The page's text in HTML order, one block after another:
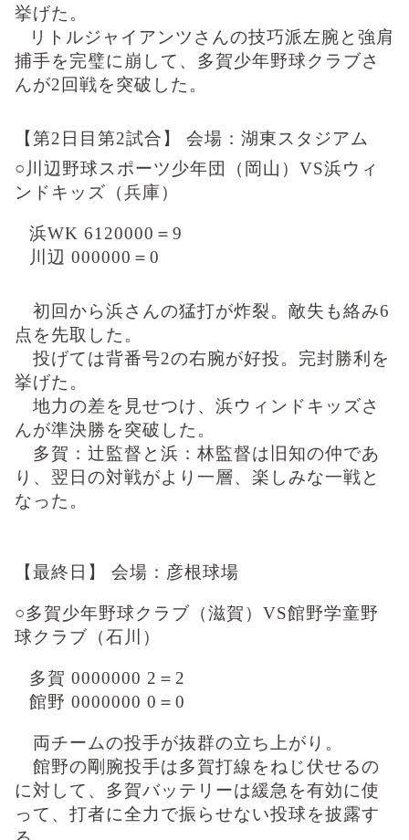
挙げた。
リトルジャイアンツさんの技巧派左腕と強肩
捕手を完璧に崩して、多賀少年野球クラブさ
んが2回戦を突破した。
【第2日目第2試合】 会場：湖東スタジアム
○川辺野球スポーツ少年団（岡山） VS浜ウィ
ンドキッズ（兵庫）
浜WK 6120000 ＝ 9
川辺 000000 ＝ 0
初回から浜さんの猛打が炸裂。敵失も絡み6
点を先取した。
投げては背番号2の右腕が好投。完封勝利を
挙げた。
地力の差を見せつけ、浜ウィンドキッズさ
んが準決勝を突破した。
多賀：辻監督と浜：林監督は旧知の仲であ
り、翌日の対戦がより一層、楽しみな一戦と
なった。
【最終日】 会場：彦根球場
○多賀少年野球クラブ（滋賀） VS館野学童野
球クラブ（石川）
多賀 0000000 2 ＝ 2
館野 0000000 0 ＝ 0
両チームの投手が抜群の立ち上がり。
館野の剛腕投手は多賀打線をねじ伏せるの
に対して、多賀バッテリーは緩急を有効に使
って、打者に全力で振らせない投球を披露す